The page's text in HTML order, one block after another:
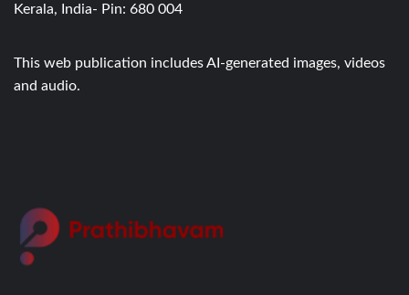
Kerala, India- Pin: 680 004
This web publication includes AI-generated images, videos
and audio.